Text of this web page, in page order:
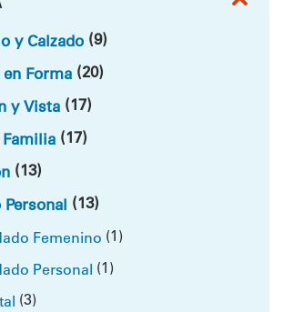
y Calzado (9)
en Forma (20)
y Vista (17)
(17)
(13)
Personal (13)
Femenino (1)
Personal (1)
(3)